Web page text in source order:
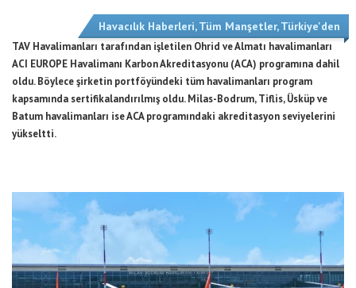
Havacılık Haberleri,Tüm Manşetler,Türkiye'den
TAV Havalimanları tarafından işletilen Ohrid ve Almatı havalimanları
ACI EUROPE Havalimanı Karbon Akreditasyonu (ACA) programına dahil
oldu. Böylece şirketin portföyündeki tüm havalimanları program
kapsamında sertifikalandırılmış oldu. Milas-Bodrum, Tiflis, Üsküp ve
Batum havalimanları ise ACA programındaki akreditasyon seviyelerini
yükseltti.